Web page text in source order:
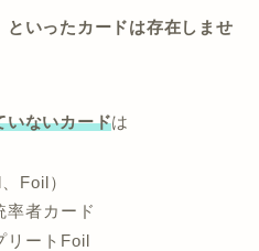
といったカードは存在しませ
いないカードは
Foil）
率者カード
リートFoil